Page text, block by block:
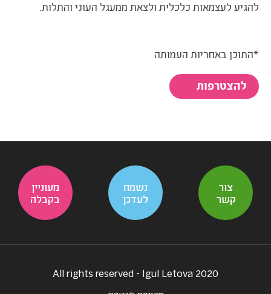
להגיע לעצמאות כלכלית ולצאת ממעגל העוני והתלות.
*התוכן באחריות העמותה
להצטרפות
צור
קשר
נשמח
לעדכן
מעוניין
בקבלה
All rights reserved - Igul Letova 2020